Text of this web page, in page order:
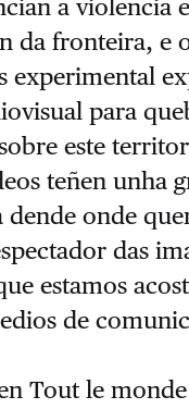
a violencia e
da fronteira, e
experimental
para
este
teñen unha
dende onde
das
estamos
de
Tout le